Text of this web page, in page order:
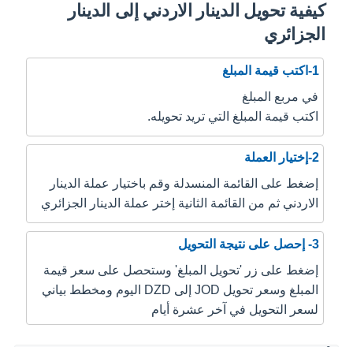
كيفية تحويل الدينار الاردني إلى الدينار
الجزائري
1-اكتب قيمة المبلغ
في مربع المبلغ
اكتب قيمة المبلغ التي تريد تحويله.
2-إختيار العملة
إضغط على القائمة المنسدلة وقم باختيار عملة الدينار
الاردني ثم من القائمة الثانية إختر عملة الدينار الجزائري
3- إحصل على نتيجة التحويل
إضغط على زر 'تحويل المبلغ' وستحصل على سعر قيمة
المبلغ وسعر تحويل JOD إلى DZD اليوم ومخطط بياني
لسعر التحويل في آخر عشرة أيام